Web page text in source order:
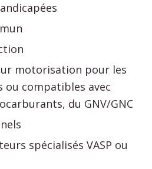
motorisation pour les
ou compatibles avec
du GNV/GNC
spécialisés VASP ou